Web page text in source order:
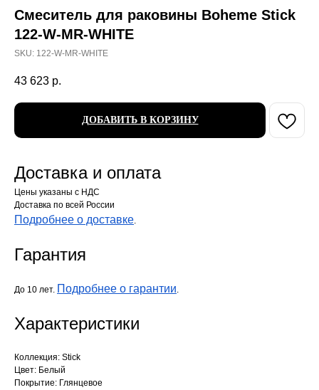
Смеситель для раковины Boheme Stick
122-W-MR-WHITE
SKU: 122-W-MR-WHITE
43 623 р.
ДОБАВИТЬ В КОРЗИНУ
Доставка и оплата
Цены указаны с НДС
Доставка по всей России
Подробнее о доставке.
Гарантия
До 10 лет. Подробнее о гарантии.
Характеристики
Коллекция: Stick
Цвет: Белый
Покрытие: Глянцевое